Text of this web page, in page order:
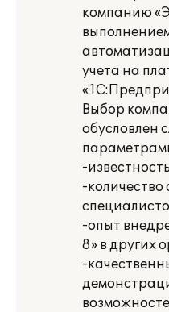
компанию
учета на
Выбор
обусловлен
-
-
-опыт
8» в других
-